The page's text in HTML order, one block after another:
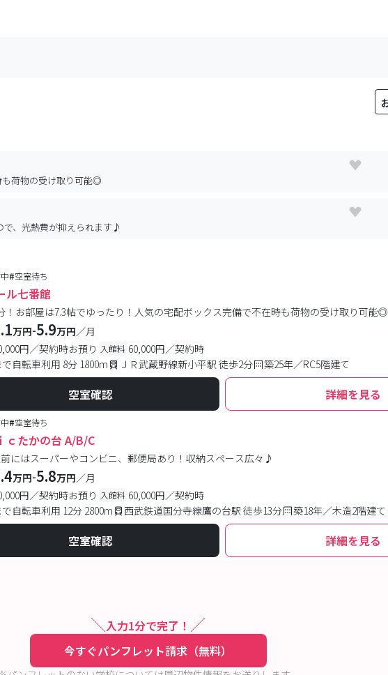
も荷物の受け取り可能◎
、光熱費が抑えられます♪
#空室待ち
ル七番館
！お部屋は7.3帖でゆったり！人気の宅配ボックス完備で不在時も荷物の受け取り可能◎
万円-5.9万円／月
円／契約時お預り 入館料 60,000円／契約時
自転車利用 8分 1800m
ＪＲ武蔵野線新小平駅 徒歩2分 築25年／RC5階建て
空室確認 詳細を見る
#空室待ち
ｃたかの台 A/B/C
にはスーパーやコンビニ、郵便局あり！収納スペース広々♪
万円-5.8万円／月
円／契約時お預り 入館料 60,000円／契約時
自転車利用 12分 2800m
西武鉄道国分寺線鷹の台駅 徒歩13分 築18年／木造2階建て
空室確認 詳細を見る
入力1分で完了！
今すぐパンフレット請求（無料）